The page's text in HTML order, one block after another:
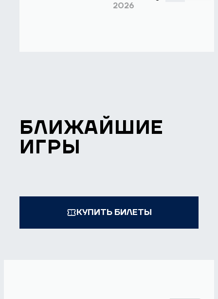
2026
БЛИЖАЙШИЕ
ИГРЫ
КУПИТЬ БИЛЕТЫ